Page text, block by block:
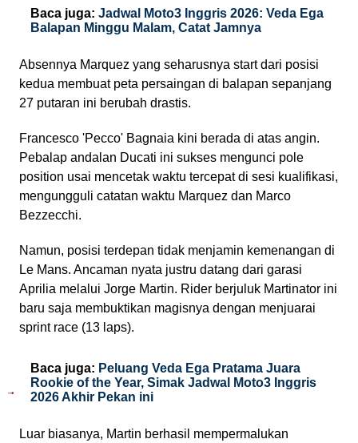
Baca juga: Jadwal Moto3 Inggris 2026: Veda Ega
Balapan Minggu Malam, Catat Jamnya
Absennya Marquez yang seharusnya start dari posisi
kedua membuat peta persaingan di balapan sepanjang
27 putaran ini berubah drastis.
Francesco 'Pecco' Bagnaia kini berada di atas angin.
Pebalap andalan Ducati ini sukses mengunci pole
position usai mencetak waktu tercepat di sesi kualifikasi,
mengungguli catatan waktu Marquez dan Marco
Bezzecchi.
Namun, posisi terdepan tidak menjamin kemenangan di
Le Mans. Ancaman nyata justru datang dari garasi
Aprilia melalui Jorge Martin. Rider berjuluk Martinator ini
baru saja membuktikan magisnya dengan menjuarai
sprint race (13 laps).
Baca juga: Peluang Veda Ega Pratama Juara
Rookie of the Year, Simak Jadwal Moto3 Inggris
2026 Akhir Pekan ini
Luar biasanya, Martin berhasil mempermalukan